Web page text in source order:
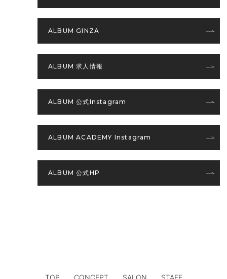
ALBUM GINZA
ALBUM 求人情報
ALBUM 公式Instagram
ALBUM ACADEMY Instagram
ALBUM 公式HP